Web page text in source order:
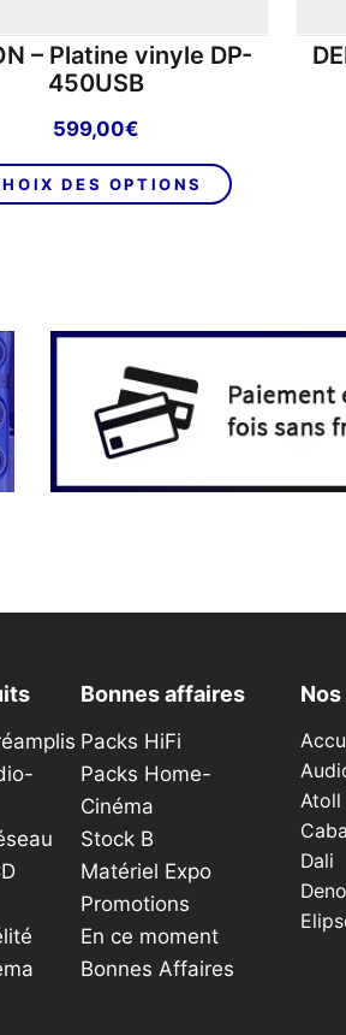
– Platine vinyle DP-
450USB
599,00€
DES OPTIONS
produit
options
être
choisies
la
Bonnes affaires
Packs HiFi
Packs Home-
Cinéma
Stock B
Matériel Expo
Promotions
En ce moment
Bonnes Affaires
Atoll
Dali